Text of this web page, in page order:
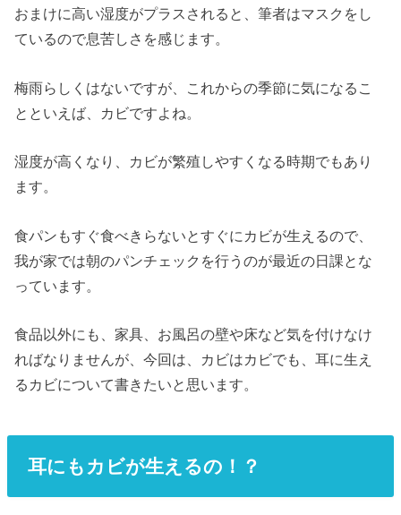
おまけに高い湿度がプラスされると、筆者はマスクをし
ているので息苦しさを感じます。
梅雨らしくはないですが、これからの季節に気になるこ
とといえば、カビですよね。
湿度が高くなり、カビが繁殖しやすくなる時期でもあり
ます。
食パンもすぐ食べきらないとすぐにカビが生えるので、
我が家では朝のパンチェックを行うのが最近の日課とな
っています。
食品以外にも、家具、お風呂の壁や床など気を付けなけ
ればなりませんが、今回は、カビはカビでも、耳に生え
るカビについて書きたいと思います。
耳にもカビが生えるの！？